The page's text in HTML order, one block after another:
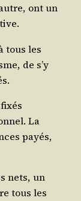
ont un
tous les
de s’y
La
payés,
nets, un
tous les